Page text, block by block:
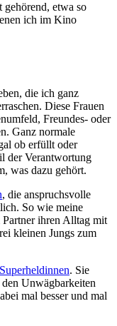
etwa so
ich im Kino
die ich ganz
Diese Frauen
Freundes- oder
Ganz normale
ob erfüllt oder
der Verantwortung
was dazu gehört.
, die anspruchsvolle
So wie meine
ihren Alltag mit
kleinen Jungs zum
. Sie
Unwägbarkeiten
mal besser und mal